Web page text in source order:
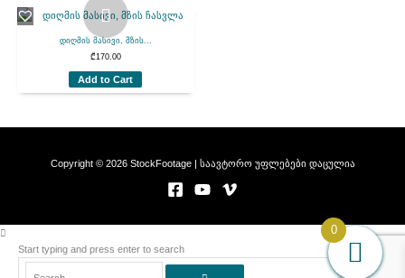
დიღმის მასივი, მზის...
₾170.00
Add to Cart
Copyright © 2026 StockFootage | საავტორო უფლებები დაცულია
Start typing and press enter to search
0